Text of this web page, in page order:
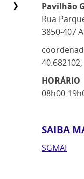
Pavilhão
Rua
3850-407
HORÁRIO
08h00-
SAIBA
SGMAI